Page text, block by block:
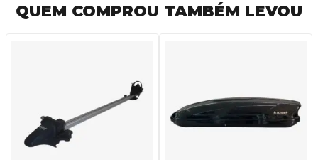
QUEM COMPROU TAMBÉM LEVOU